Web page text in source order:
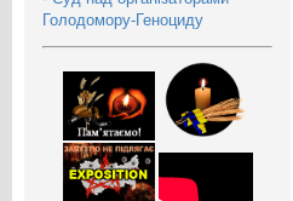
Голодомору-Геноциду